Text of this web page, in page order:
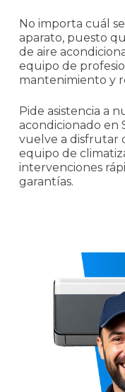
No importa cuál
aparato, puesto
de aire
equipo de
mantenimiento y
Pide asistencia a
acondicionado en
vuelve a disfrutar
equipo de
intervenciones
garantías.